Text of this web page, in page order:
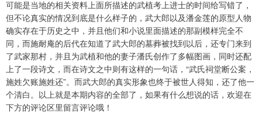
可能是当地的相关资料上面所描述的武植考上进士的时间给写错了，
但不论真实的情况到底是什么样子的，武大郎以及潘金莲的原型人物
确实存在于历史之中，并且他们和小说里面描述的那副模样完全不
同，而施耐庵的后代在知道了武大郎的墓葬被找到以后，还专门来到
了武家那村，并且为武植和他的妻子潘氏创作了多幅图画，同时还配
上了一段诗文，而在诗文之中则有这样的一句话，“武氏祠堂断公案，
施姓欠账施姓还”。而武大郎的真实形象也终于被世人得知，还了他一
个清白。以上就是本期内容的全部了，如果有什么想说的话，欢迎在
下方的评论区里留言评论哦！